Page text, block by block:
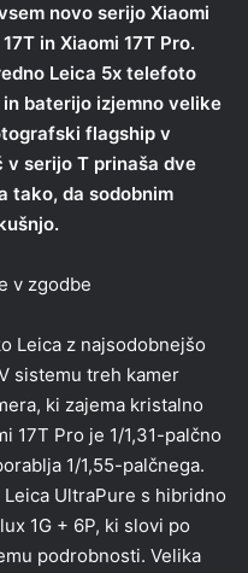
novo serijo Xiaomi
in Xiaomi 17T Pro.
Leica 5x telefoto
baterijo izjemno velike
flagship v
v serijo T prinaša dve
tako, da sodobnim
v zgodbe
Leica z najsodobnejšo
sistemu treh kamer
ki zajema kristalno
17T Pro je 1/1,31-palčno
1/1,55-palčnega.
UltraPure s hibridno
1G + 6P, ki slovi po
podrobnosti. Velika